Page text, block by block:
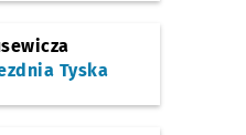
Tyska